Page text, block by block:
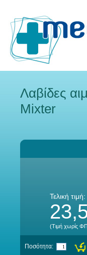
Λαβίδες
Mixter
Τελική τιμή:
(Τιμή χωρίς
Ποσότητα: